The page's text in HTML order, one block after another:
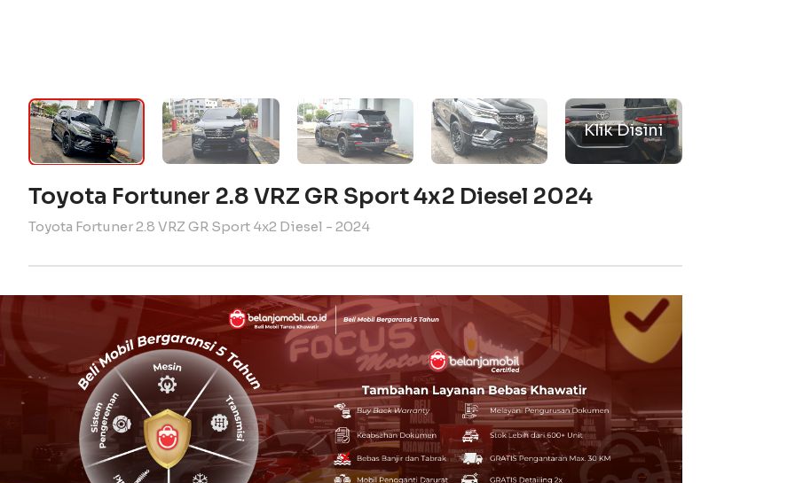
Toyota Fortuner 2.8 VRZ GR Sport 4x2 Diesel 2024
Toyota Fortuner 2.8 VRZ GR Sport 4x2 Diesel - 2024